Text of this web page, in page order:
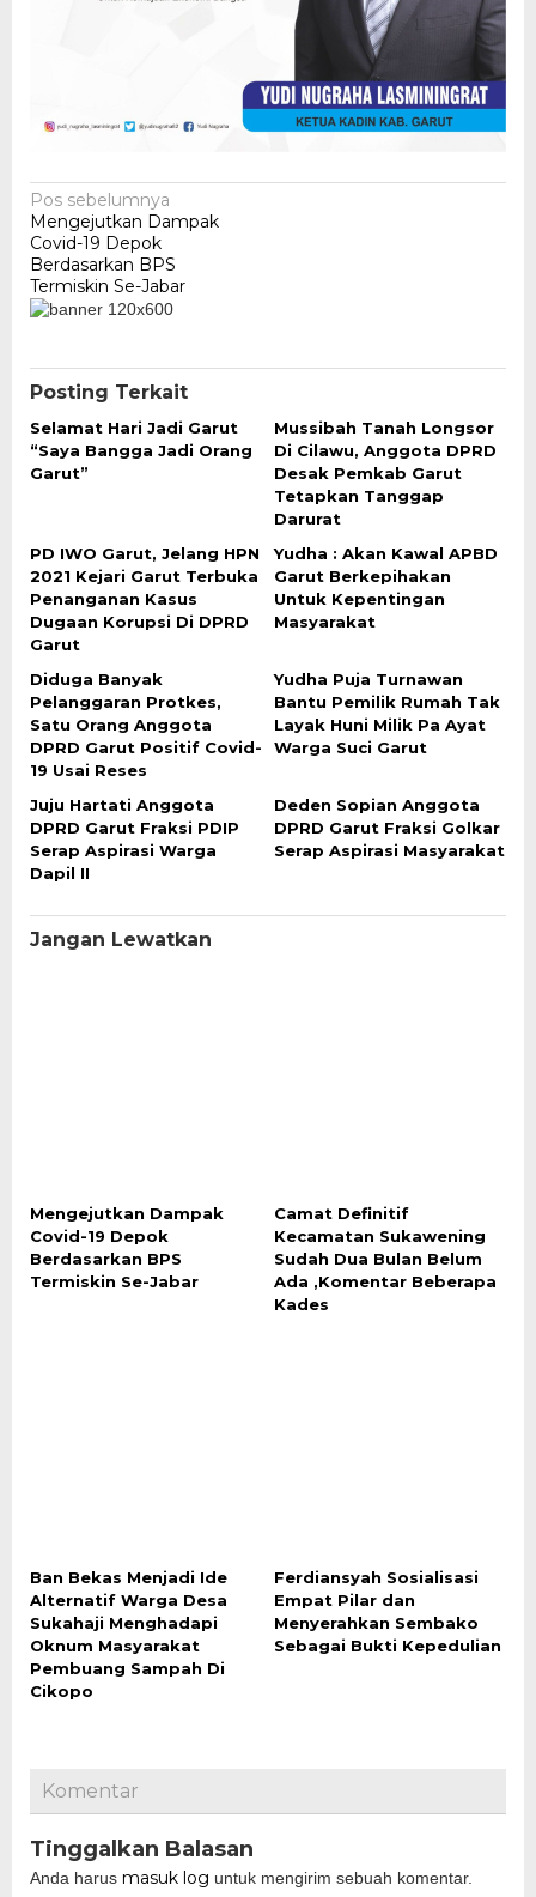
Navigasi
pos
Pos sebelumnya
Mengejutkan Dampak
Covid-19 Depok
Berdasarkan BPS
Termiskin Se-Jabar
Posting Terkait
Selamat Hari Jadi Garut
“Saya Bangga Jadi Orang
Garut”
Mussibah Tanah Longsor
Di Cilawu, Anggota DPRD
Desak Pemkab Garut
Tetapkan Tanggap
Darurat
PD IWO Garut, Jelang HPN
2021 Kejari Garut Terbuka
Penanganan Kasus
Dugaan Korupsi Di DPRD
Garut
Yudha : Akan Kawal APBD
Garut Berkepihakan
Untuk Kepentingan
Masyarakat
Diduga Banyak
Pelanggaran Protkes,
Satu Orang Anggota
DPRD Garut Positif Covid-
19 Usai Reses
Yudha Puja Turnawan
Bantu Pemilik Rumah Tak
Layak Huni Milik Pa Ayat
Warga Suci Garut
Juju Hartati Anggota
DPRD Garut Fraksi PDIP
Serap Aspirasi Warga
Dapil II
Deden Sopian Anggota
DPRD Garut Fraksi Golkar
Serap Aspirasi Masyarakat
Jangan Lewatkan
Mengejutkan Dampak
Covid-19 Depok
Berdasarkan BPS
Termiskin Se-Jabar
Camat Definitif
Kecamatan Sukawening
Sudah Dua Bulan Belum
Ada ,Komentar Beberapa
Kades
Ban Bekas Menjadi Ide
Alternatif Warga Desa
Sukahaji Menghadapi
Oknum Masyarakat
Pembuang Sampah Di
Cikopo
Ferdiansyah Sosialisasi
Empat Pilar dan
Menyerahkan Sembako
Sebagai Bukti Kepedulian
Komentar
Tinggalkan Balasan
Anda harus masuk log untuk mengirim sebuah komentar.